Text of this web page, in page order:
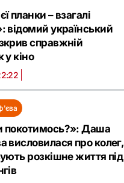
планки – взагалі
відомий український
справжній
у кіно
покотимось?»: Даша
висловилася про колег,
розкішне життя під